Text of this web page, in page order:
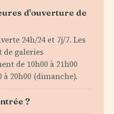
d'ouverture de
24h/24 et 7j/7. Les
de galeries
de 10h00 à 21h00
20h00 (dimanche).
?